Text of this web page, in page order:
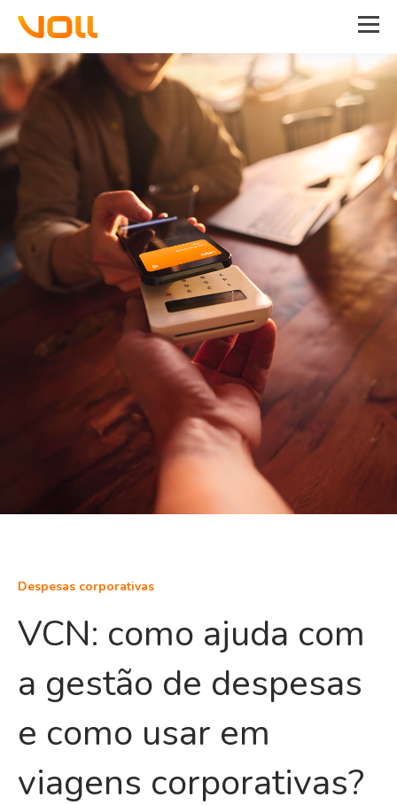
Despesas corporativas
VCN: como ajuda com
a gestão de despesas
e como usar em
viagens corporativas?